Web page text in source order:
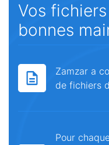
Vos
bonnes
Zamzar a
de fichiers
Pour